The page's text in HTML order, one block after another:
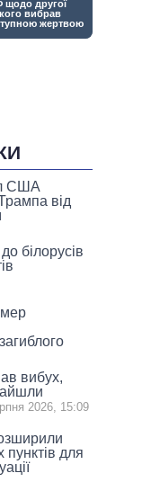
США
від
білорусів
вибух,
2026, 15:09
пунктів для